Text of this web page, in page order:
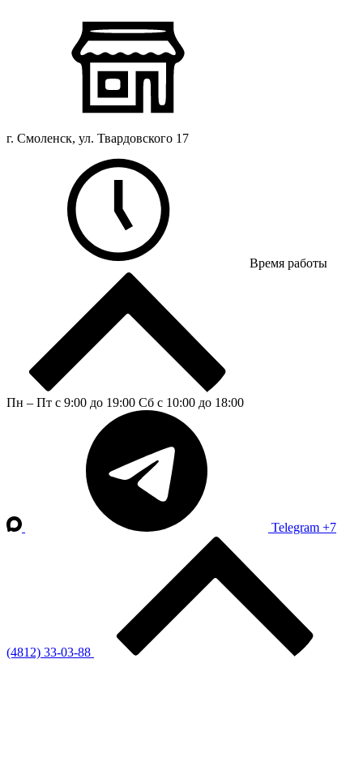
г. Смоленск, ул. Твардовского 17
Время работы
Пн – Пт с 9:00 до 19:00 Сб с 10:00 до 18:00
Telegram +7
(4812) 33-03-88